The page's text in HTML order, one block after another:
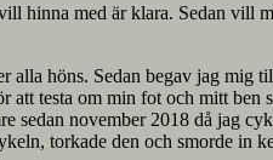
hinna med är klara. Sedan vill
alla höns. Sedan begav jag mig
testa om min fot och mitt ben
november 2018 då jag
torkade den och smorde in